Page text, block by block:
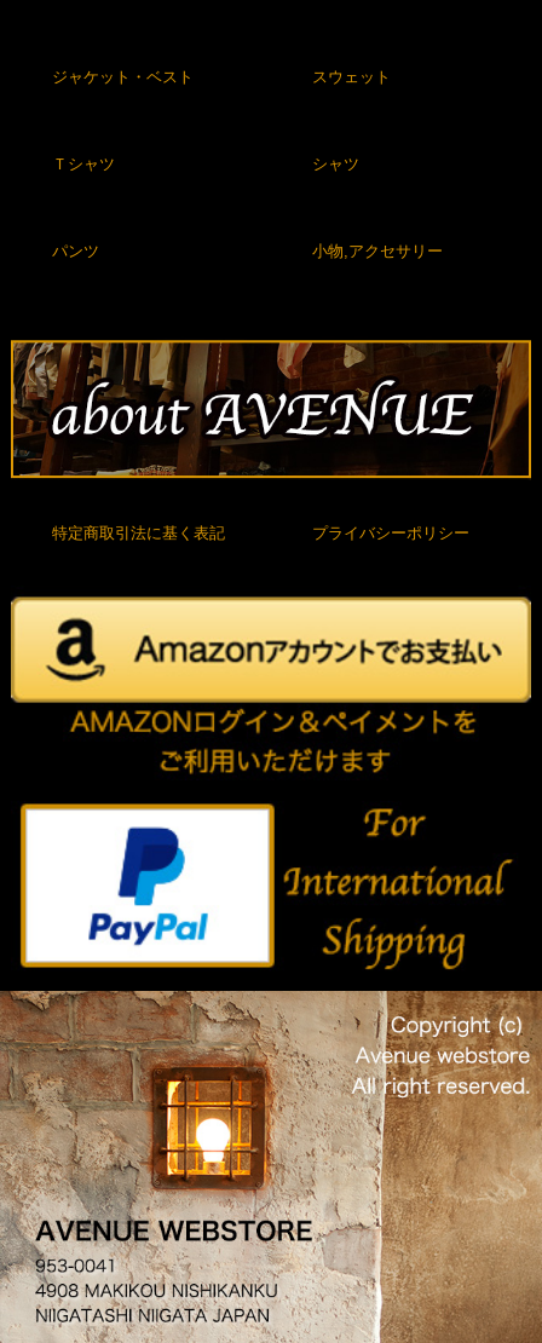
ジャケット・ベスト スウェット
Ｔシャツ シャツ
パンツ 小物,アクセサリー
特定商取引法に基く表記 プライバシーポリシー